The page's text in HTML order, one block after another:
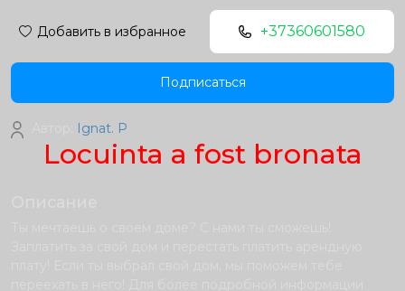
Locuinta a fost bronata
Добавить в избранное +37360601580
Подписаться
Ignat. P